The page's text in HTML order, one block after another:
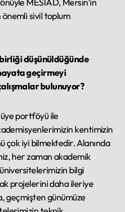
sivil toplum
düşünüldüğünde
geçirmeyi
bulunuyor?
portföyü ile
kentimizin
çok iyi bilmektedir. Alanında
her zaman akademik
bilgi
projelerini daha ileriye
geçmişten günümüze